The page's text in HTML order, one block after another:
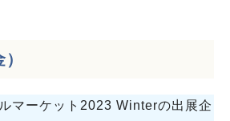
マーケット2023 Winterの出展企